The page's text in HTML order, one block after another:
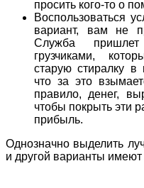
просить кого-то о
Воспользоваться
вариант, вам не
Служба
грузчиками,
старую стиралку в
что за это
правило, денег,
чтобы покрыть эти
прибыль.
Однозначно выделить
и другой варианты